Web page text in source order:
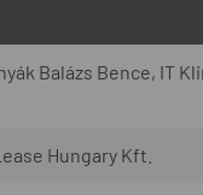
Balázs Bence, IT
Hungary Kft.